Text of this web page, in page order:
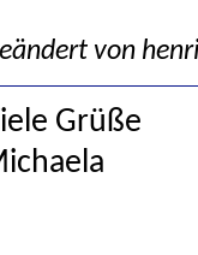
von
Grüße